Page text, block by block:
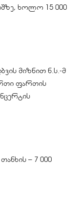
ხოლო 15 000
მიზნით ნ.ს.-მ
ფართის
– 7 000